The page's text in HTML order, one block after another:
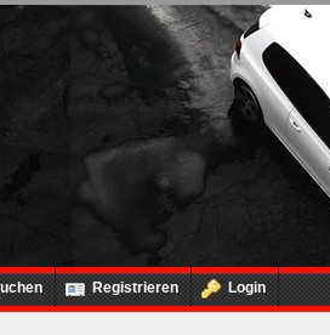
Registrieren Login